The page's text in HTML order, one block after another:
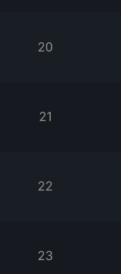
20
21
22
23